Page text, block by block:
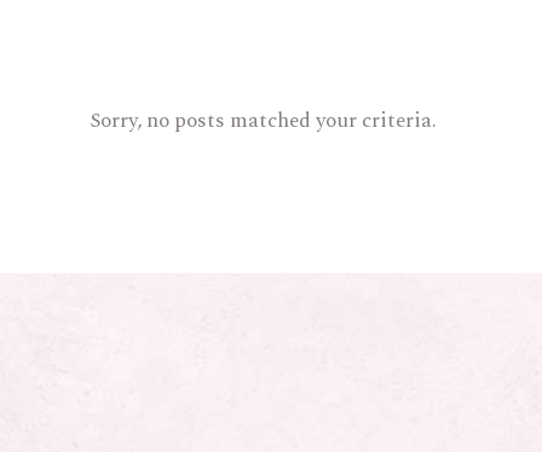
Sorry, no posts matched your criteria.